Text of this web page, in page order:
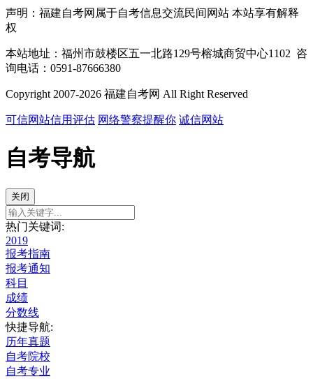
声明：福建自考网属于自考信息交流民间网站 本站享有解释
权
本站地址：福州市鼓楼区五一北路129号榕城商贸中心1102 咨
询电话：0591-87666380
Copyright 2007-2026 福建自考网 All Right Reserved
可信网站信用评估 网络警察提醒你 诚信网站
自考导航
关闭
热门关键词:
2019
报考指南
报考通知
科目
成绩
分数线
快捷导航:
历年真题
自考院校
自考专业